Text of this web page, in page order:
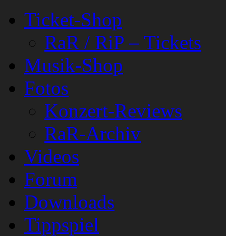
Ticket-Shop
RaR / RiP – Tickets
Musik-Shop
Fotos
Konzert-Reviews
RaR-Archiv
Videos
Forum
Downloads
Tippspiel